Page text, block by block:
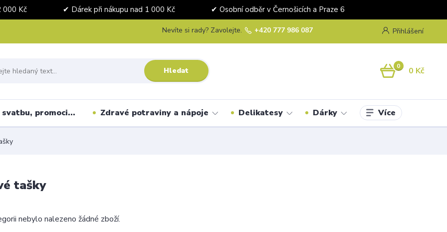
2 000 Kč ✔ Dárek při nákupu nad 1 000 Kč ✔ Osobní odběr v Černošicích a Praze 6
Přihlášení
Hledat
Nevíte si rady? Zavolejte. +420 777 986 087
0 0 Kč
promoci... Zdravé potraviny a nápoje Delikatesy Dárky Více
tašky
nebylo nalezeno žádné zboží.